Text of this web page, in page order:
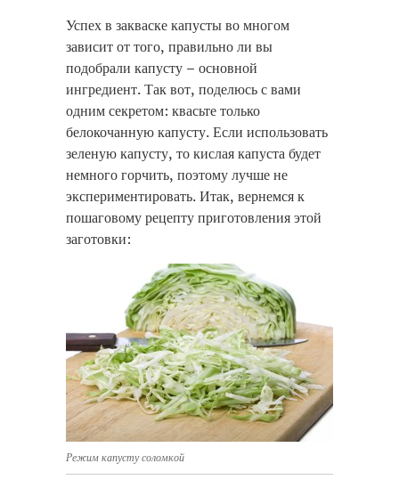
Успех в закваске капусты во многом
зависит от того, правильно ли вы
подобрали капусту – основной
ингредиент. Так вот, поделюсь с вами
одним секретом: квасьте только
белокочанную капусту. Если использовать
зеленую капусту, то кислая капуста будет
немного горчить, поэтому лучше не
экспериментировать. Итак, вернемся к
пошаговому рецепту приготовления этой
заготовки:
Режим капусту соломкой